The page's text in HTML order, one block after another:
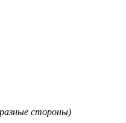
разные стороны)